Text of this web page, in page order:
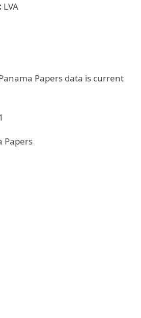
LVA
Papers data is current
Papers